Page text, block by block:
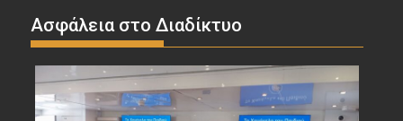
Ασφάλεια στο Διαδίκτυο